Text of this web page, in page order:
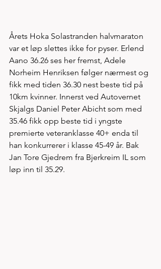
Årets Hoka Solastranden halvmaraton
var et løp slettes ikke for pyser. Erlend
Aano 36.26 ses her fremst, Adele
Norheim Henriksen følger nærmest og
fikk med tiden 36.30 nest beste tid på
10km kvinner. Innerst ved Autovernet
Skjalgs Daniel Peter Abicht som med
35.46 fikk opp beste tid i yngste
premierte veteranklasse 40+ enda til
han konkurrerer i klasse 45-49 år. Bak
Jan Tore Gjedrem fra Bjerkreim IL som
løp inn til 35.29.